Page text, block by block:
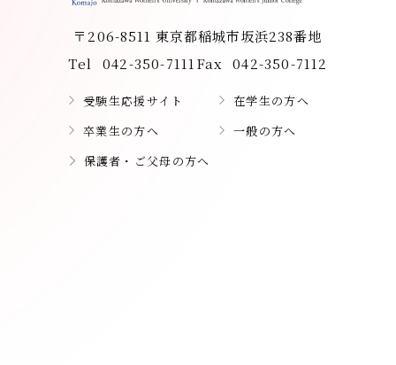
〒206-8511 東京都稲城市坂浜238番地
Tel
042-350-7111 Fax 042-350-7112
受験生応援サイト
在学生の方へ
卒業生の方へ
一般の方へ
保護者・ご父母の方へ